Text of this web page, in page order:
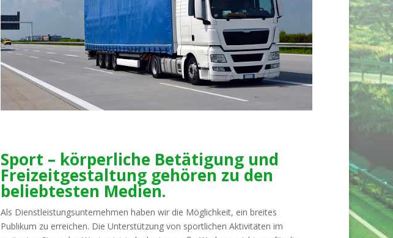
Sport – körperliche Betätigung und
Freizeitgestaltung gehören zu den
beliebtesten Medien.
Als Dienstleistungsunternehmen haben wir die Möglichkeit, ein breites
Publikum zu erreichen. Die Unterstützung von sportlichen Aktivitäten im